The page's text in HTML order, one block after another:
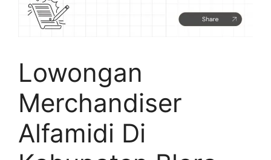
Lowongan
Merchandiser
Alfamidi Di